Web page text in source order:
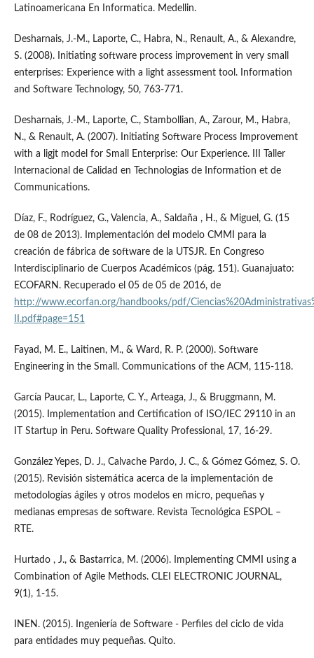
Latinoamericana En Informatica. Medellin.
Desharnais, J.-M., Laporte, C., Habra, N., Renault, A., & Alexandre,
S. (2008). Initiating software process improvement in very small
enterprises: Experience with a light assessment tool. Information
and Software Technology, 50, 763-771.
Desharnais, J.-M., Laporte, C., Stambollian, A., Zarour, M., Habra,
N., & Renault, A. (2007). Initiating Software Process Improvement
with a ligjt model for Small Enterprise: Our Experience. III Taller
Internacional de Calidad en Technologias de Information et de
Communications.
Díaz, F., Rodríguez, G., Valencia, A., Saldaña , H., & Miguel, G. (15
de 08 de 2013). Implementación del modelo CMMI para la
creación de fábrica de software de la UTSJR. En Congreso
Interdisciplinario de Cuerpos Académicos (pág. 151). Guanajuato:
ECOFARN. Recuperado el 05 de 05 de 2016, de
http://www.ecorfan.org/handbooks/pdf/
II.pdf#page=151
Fayad, M. E., Laitinen, M., & Ward, R. P. (2000). Software
Engineering in the Small. Communications of the ACM, 115-118.
García Paucar, L., Laporte, C. Y., Arteaga, J., & Bruggmann, M.
(2015). Implementation and Certification of ISO/IEC 29110 in an
IT Startup in Peru. Software Quality Professional, 17, 16-29.
González Yepes, D. J., Calvache Pardo, J. C., & Gómez Gómez, S. O.
(2015). Revisión sistemática acerca de la implementación de
metodologías ágiles y otros modelos en micro, pequeñas y
medianas empresas de software. Revista Tecnológica ESPOL –
RTE.
Hurtado , J., & Bastarrica, M. (2006). Implementing CMMI using a
Combination of Agile Methods. CLEI ELECTRONIC JOURNAL,
9(1), 1-15.
INEN. (2015). Ingeniería de Software - Perfiles del ciclo de vida
para entidades muy pequeñas. Quito.